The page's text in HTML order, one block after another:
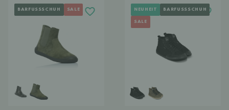
BARFUSSSCHUH SALE NEUHEIT BARFUSSSCHUH
SALE